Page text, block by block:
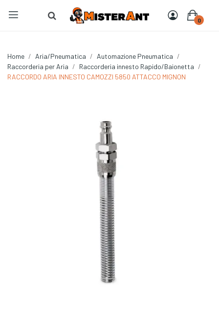
0
Home Aria/Pneumatica
Automazione Pneumatica
Raccorderia per Aria
Raccorderia innesto Rapido/Baionetta
RACCORDO ARIA INNESTO CAMOZZI 5850 ATTACCO MIGNON